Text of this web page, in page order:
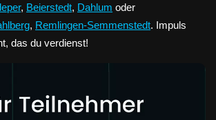
, Beierstedt, Dahlum oder
, Remlingen-Semmenstedt. Impuls
das du verdienst!